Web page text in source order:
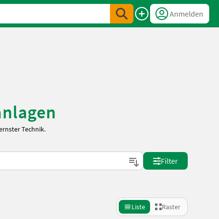
Anmelden
Technik.
Filter
Liste Raster